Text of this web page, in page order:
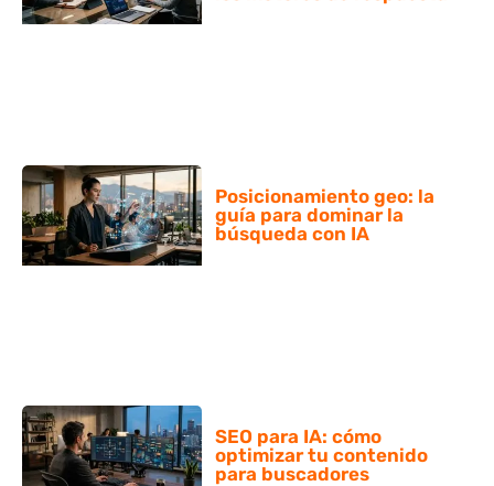
Posicionamiento geo: la
guía para dominar la
búsqueda con IA
SEO para IA: cómo
optimizar tu contenido
para buscadores